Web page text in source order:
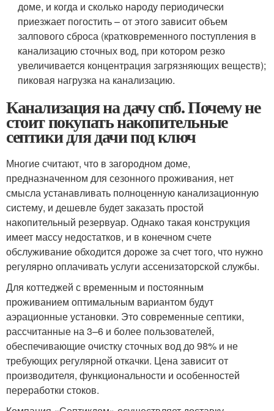
доме, и когда и сколько народу периодически
приезжает погостить – от этого зависит объем
залпового сброса (кратковременного поступления в
канализацию сточных вод, при котором резко
увеличивается концентрация загрязняющих веществ);
пиковая нагрузка на канализацию.
Канализация на дачу спб. Почему не
стоит покупать накопительные
септики для дачи под ключ
Многие считают, что в загородном доме,
предназначенном для сезонного проживания, нет
смысла устанавливать полноценную канализационную
систему, и дешевле будет заказать простой
накопительный резервуар. Однако такая конструкция
имеет массу недостатков, и в конечном счете
обслуживание обходится дороже за счет того, что нужно
регулярно оплачивать услуги ассенизаторской службы.
Для коттеджей с временным и постоянным
проживанием оптимальным вариантом будут
аэрационные установки. Это современные септики,
рассчитанные на 3–6 и более пользователей,
обеспечивающие очистку сточных вод до 98% и не
требующих регулярной откачки. Цена зависит от
производителя, функциональности и особенностей
переработки стоков.